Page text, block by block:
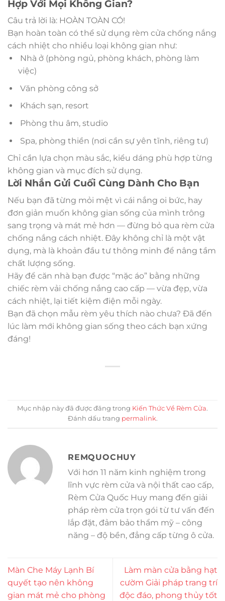
Hợp Với Mọi Không Gian?
Câu trả lời là: HOÀN TOÀN CÓ!
Bạn hoàn toàn có thể sử dụng rèm cửa chống nắng
cách nhiệt cho nhiều loại không gian như:
Nhà ở (phòng ngủ, phòng khách, phòng làm
việc)
Văn phòng công sở
Khách sạn, resort
Phòng thu âm, studio
Spa, phòng thiền (nơi cần sự yên tĩnh, riêng tư)
Chỉ cần lựa chọn màu sắc, kiểu dáng phù hợp từng
không gian và mục đích sử dụng.
Lời Nhắn Gửi Cuối Cùng Dành Cho Bạn
Nếu bạn đã từng mỏi mệt vì cái nắng oi bức, hay
đơn giản muốn không gian sống của mình trông
sang trọng và mát mẻ hơn — đừng bỏ qua rèm cửa
chống nắng cách nhiệt. Đây không chỉ là một vật
dụng, mà là khoản đầu tư thông minh để nâng tầm
chất lượng sống.
Hãy để căn nhà bạn được “mặc áo” bằng những
chiếc rèm vải chống nắng cao cấp — vừa đẹp, vừa
cách nhiệt, lại tiết kiệm điện mỗi ngày.
Bạn đã chọn mẫu rèm yêu thích nào chưa? Đã đến
lúc làm mới không gian sống theo cách bạn xứng
đáng!
Mục nhập này đã được đăng trong Kiến Thức Về Rèm Cửa.
Đánh dấu trang permalink.
REMQUOCHUY
Với hơn 11 năm kinh nghiệm trong
lĩnh vực rèm cửa và nội thất cao cấp,
Rèm Cửa Quốc Huy mang đến giải
pháp rèm cửa trọn gói từ tư vấn đến
lắp đặt, đảm bảo thẩm mỹ – công
năng – độ bền, đẳng cấp từng ô cửa.
Màn Che Máy Lạnh Bí
quyết tạo nên không
gian mát mẻ cho phòng
Làm màn cửa bằng hạt
cườm Giải pháp trang trí
độc đáo, phong thủy tốt